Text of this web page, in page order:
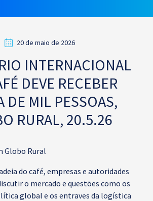
20 de maio de 2026
INTERNACIONAL
DEVE RECEBER
DE MIL PESSOAS,
RURAL, 20.5.26
Globo Rural
do café, empresas e autoridades
o mercado e questões como os
global e os entraves da logística